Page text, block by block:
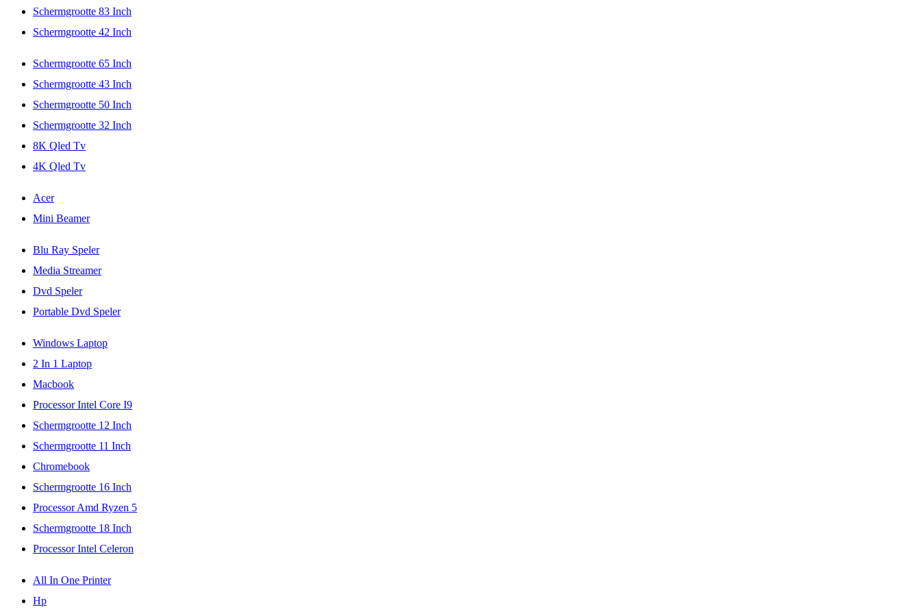
Schermgrootte 83 Inch
Schermgrootte 42 Inch
Schermgrootte 65 Inch
Schermgrootte 43 Inch
Schermgrootte 50 Inch
Schermgrootte 32 Inch
8K Qled Tv
4K Qled Tv
Acer
Mini Beamer
Blu Ray Speler
Media Streamer
Dvd Speler
Portable Dvd Speler
Windows Laptop
2 In 1 Laptop
Macbook
Processor Intel Core I9
Schermgrootte 12 Inch
Schermgrootte 11 Inch
Chromebook
Schermgrootte 16 Inch
Processor Amd Ryzen 5
Schermgrootte 18 Inch
Processor Intel Celeron
All In One Printer
Hp